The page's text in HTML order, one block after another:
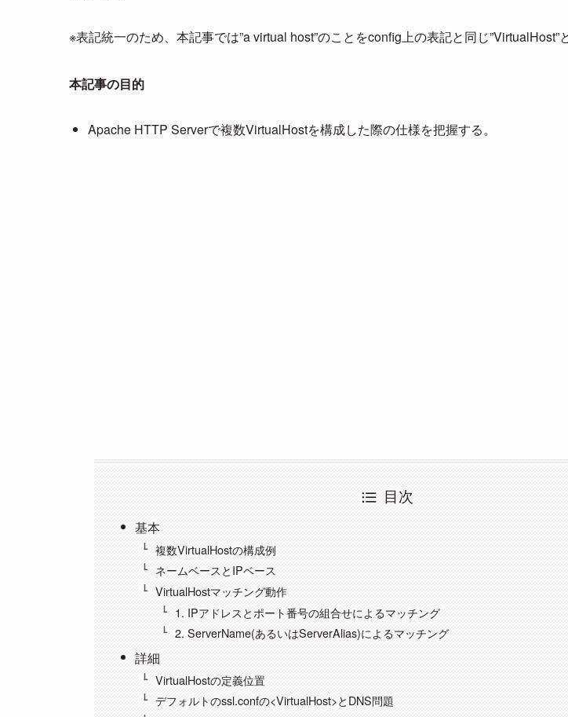
※表記統一のため、本記事では”a virtual host”のことをconfig上の表記と同じ”VirtualHost”
本記事の目的
Apache HTTP Serverで複数VirtualHostを構成した際の仕様を把握する。
目次
基本
複数VirtualHostの構成例
ネームベースとIPベース
VirtualHostマッチング動作
1. IPアドレスとポート番号の組合せによるマッチング
2. ServerName(あるいはServerAlias)によるマッチング
詳細
VirtualHostの定義位置
デフォルトのssl.confの<VirtualHost>とDNS問題